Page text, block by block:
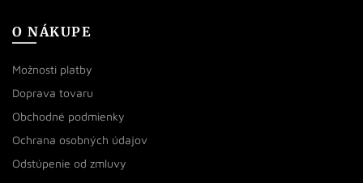
O NÁKUPE
Možnosti platby
Doprava tovaru
Obchodné podmienky
Ochrana osobných údajov
Odstúpenie od zmluvy